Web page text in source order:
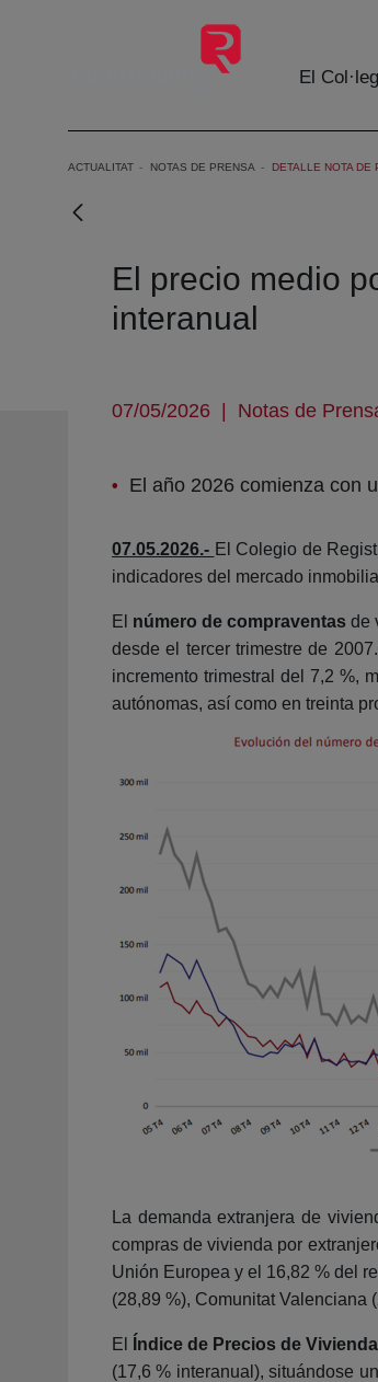
Salta al contingut principal
El
ACTUALITAT NOTAS DE PRENSA DETALLE NOTA DE
El precio medio
interanual
07/05/2026 | Notas de
El año 2026 comienza con
07.05.2026.- El Colegio de
indicadores del mercado
El número de compraventas de
desde el tercer trimestre de
incremento trimestral del 7,2 %,
autónomas, así como en treinta
La demanda extranjera de
compras de vivienda por
Unión Europea y el 16,82 % del
(28,89 %), Comunitat Valenciana
El Índice de Precios de
(17,6 % interanual), situándose